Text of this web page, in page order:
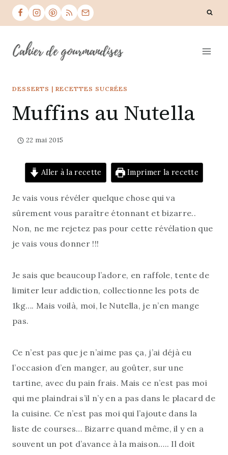
Skip
DESSERTS | RECETTES SUCRÉES
Muffins au Nutella
22 mai 2015
Aller à la recette Imprimer la recette
Je vais vous révéler quelque chose qui va
sûrement vous paraître étonnant et bizarre..
Non, ne me rejetez pas pour cette révélation que
je vais vous donner !!!
Je sais que beaucoup l’adore, en raffole, tente de
limiter leur addiction, collectionne les pots de
1kg…. Mais voilà, moi, le Nutella, je n’en mange
pas.
Ce n’est pas que je n’aime pas ça, j’ai déjà eu
l’occasion d’en manger, au goûter, sur une
tartine, avec du pain frais. Mais ce n’est pas moi
qui me plaindrai s’il n’y en a pas dans le placard de
la cuisine. Ce n’est pas moi qui l’ajoute dans la
liste de courses… Bizarre quand même, il y en a
souvent un pot d’avance à la maison….. Il doit